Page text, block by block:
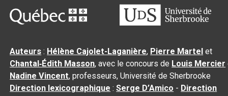
Auteurs : Hélène Cajolet-Laganière, Pierre Martel et
Chantal‑Édith Masson, avec le concours de Louis Mercier
Nadine Vincent, professeurs, Université de Sherbrooke
Direction lexicographique :Serge D’Amico - Direction